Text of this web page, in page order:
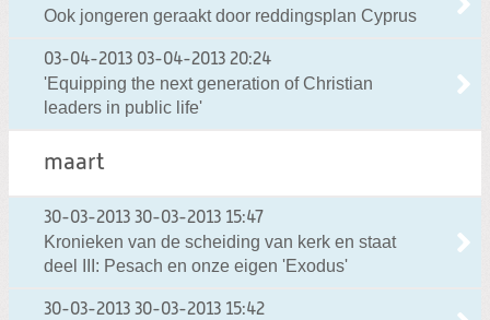
Ook jongeren geraakt door reddingsplan Cyprus
03-04-2013 03-04-2013 20:24
'Equipping the next generation of Christian
leaders in public life'
maart
30-03-2013 30-03-2013 15:47
Kronieken van de scheiding van kerk en staat
deel III: Pesach en onze eigen 'Exodus'
30-03-2013 30-03-2013 15:42